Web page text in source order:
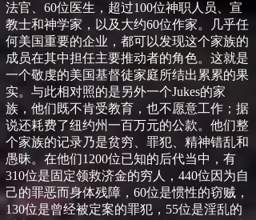
法官、 60位医生，超过100位神职人员、宣
教士和神学家，以及大约60位作家。几乎任
何美国重要的企业，都可以发现这个家族的
成员在其中担任主要推动者的角色。这就是
一个敬虔的美国基督徒家庭所结出累累的果
实。与此相对照的是另外一个Jukes的家
族，他们既不肯受教育，也不愿意工作；据
说还耗费了纽约州一百万元的公款。他们整
个家族的记录乃是贫穷、罪犯、精神错乱和
愚昧。在他们1200位已知的后代当中，有
310位是固定领救济金的穷人， 440位因为自
己的罪恶而身体残障， 60位是惯性的窃贼，
130位是曾经被定案的罪犯， 55位是淫乱的